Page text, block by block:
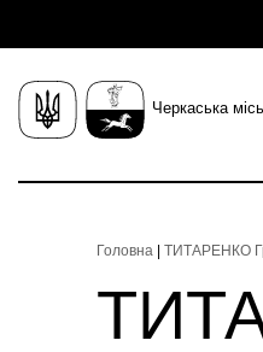
Черкаська
Головна ТИТАРЕНКО